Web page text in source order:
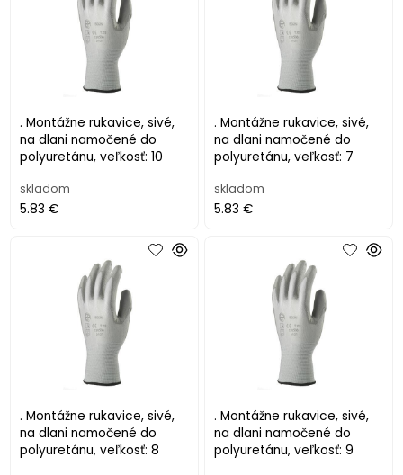
. Montážne rukavice, sivé,
na dlani namočené do
polyuretánu, veľkosť: 10
skladom
5.83 €
. Montážne rukavice, sivé,
na dlani namočené do
polyuretánu, veľkosť: 7
skladom
5.83 €
. Montážne rukavice, sivé,
na dlani namočené do
polyuretánu, veľkosť: 8
. Montážne rukavice, sivé,
na dlani namočené do
polyuretánu, veľkosť: 9